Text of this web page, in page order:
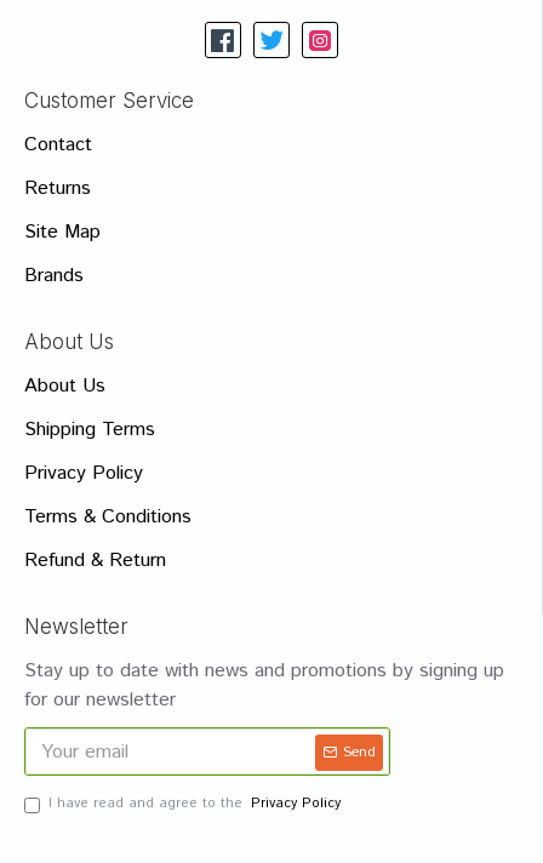
Customer Service
Contact
Returns
Site Map
Brands
About Us
About Us
Shipping Terms
Privacy Policy
Terms & Conditions
Refund & Return
Newsletter
Stay up to date with news and promotions by signing up
for our newsletter
Send
I have read and agree to the Privacy Policy